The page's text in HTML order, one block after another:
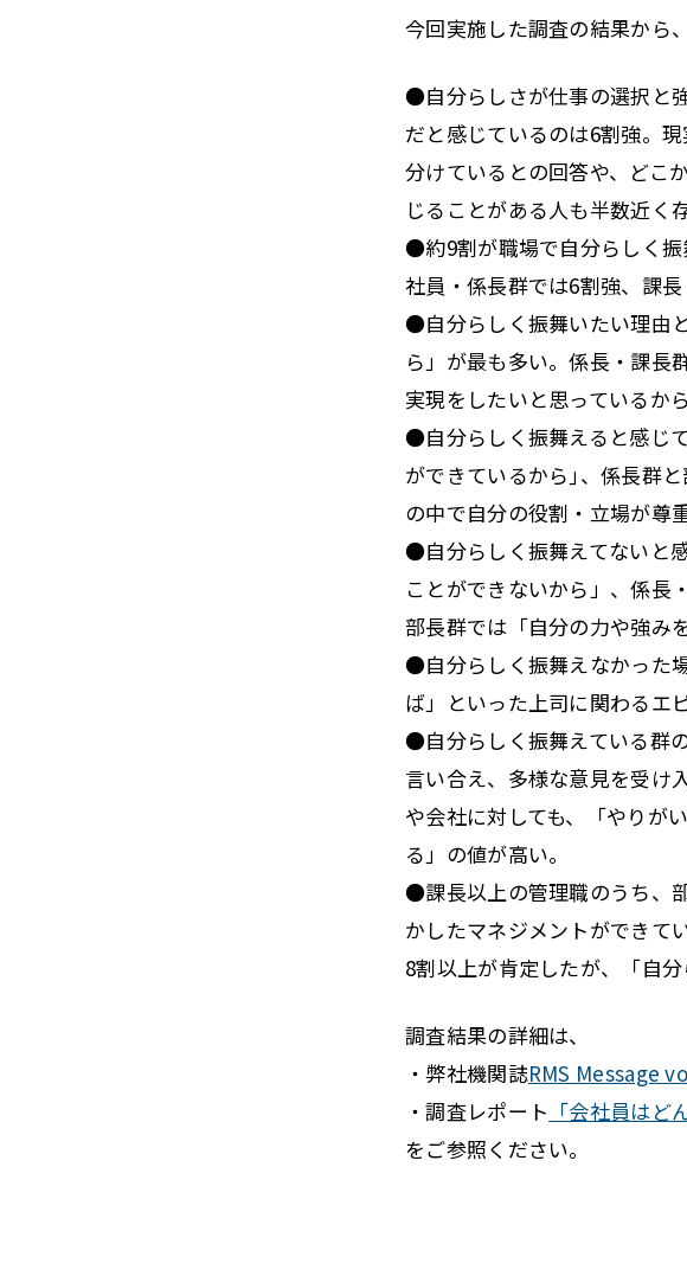
今回実施した調査の結果から
●自分らしさが仕事の選択と
だと感じているのは6割強。
分けているとの回答や、どこ
じることがある人も半数近く存
●約9割が職場で自分らしく振
社員・係長群では6割強、課長
●自分らしく振舞いたい理由
ら」が最も多い。係長・課長
実現をしたいと思っているか
●自分らしく振舞えると感じ
ができているから｣、係長群
の中で自分の役割・立場が尊
●自分らしく振舞えてないと
ことができないから」、係長
部長群では「自分の力や強み
●自分らしく振舞えなかった
ば」といった上司に関わるエ
●自分らしく振舞えている群
言い合え、多様な意見を受け
や会社に対しても、「やりが
る」の値が高い。
●課長以上の管理職のうち、
かしたマネジメントができて
8割以上が肯定したが、「自
調査結果の詳細は、
・弊社機関誌RMS Message
・調査レポート 「会社員はど
をご参照ください。